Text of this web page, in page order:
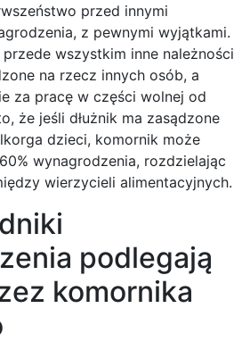
przed innymi
z pewnymi wyjątkami.
wszystkim inne należności
na rzecz innych osób, a
za pracę w części wolnej od
że jeśli dłużnik ma zasądzone
dzieci, komornik może
wynagrodzenia, rozdzielając
wierzycieli alimentacyjnych.
podlegają
komornika